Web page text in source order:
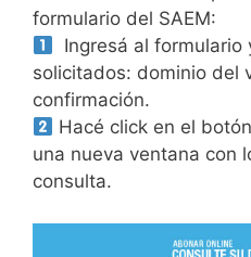
formulario del SAEM:
Ingresá al
solicitados: dominio del
confirmación.
Hacé click en el
una nueva ventana con
consulta.